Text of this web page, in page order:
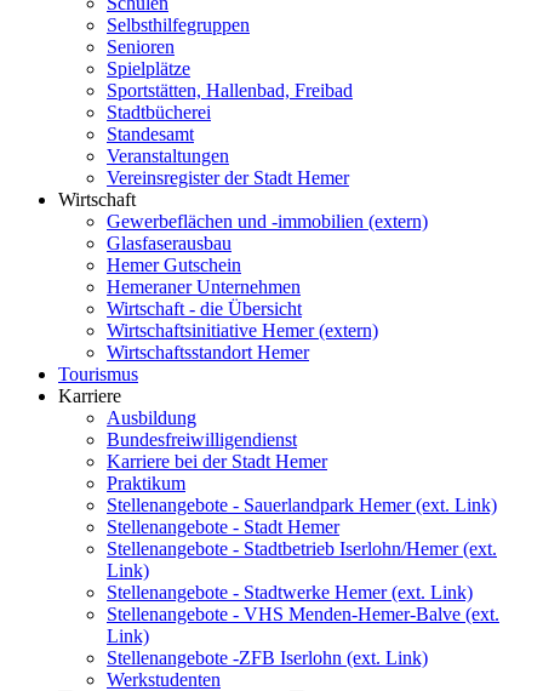
Selbsthilfegruppen
Senioren
Spielplätze
Sportstätten, Hallenbad, Freibad
Stadtbücherei
Standesamt
Veranstaltungen
Vereinsregister der Stadt Hemer
Wirtschaft
Gewerbeflächen und -immobilien (extern)
Glasfaserausbau
Hemer Gutschein
Hemeraner Unternehmen
Wirtschaft - die Übersicht
Wirtschaftsinitiative Hemer (extern)
Wirtschaftsstandort Hemer
Tourismus
Karriere
Ausbildung
Bundesfreiwilligendienst
Karriere bei der Stadt Hemer
Praktikum
Stellenangebote - Sauerlandpark Hemer (ext. Link)
Stellenangebote - Stadt Hemer
Stellenangebote - Stadtbetrieb Iserlohn/Hemer (ext.
Link)
Stellenangebote - Stadtwerke Hemer (ext. Link)
Stellenangebote - VHS Menden-Hemer-Balve (ext.
Link)
Stellenangebote -ZFB Iserlohn (ext. Link)
Werkstudenten